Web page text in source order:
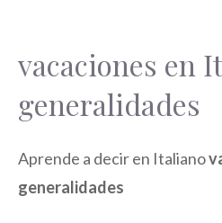
vacaciones en
generalidades
Aprende a decir en Italiano
generalidades